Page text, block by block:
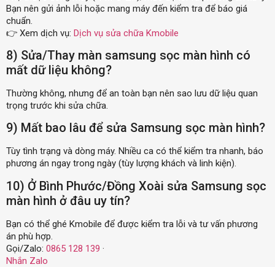
Bạn nên gửi ảnh lỗi hoặc mang máy đến kiểm tra để báo giá
chuẩn.
👉 Xem dịch vụ: Dịch vụ sửa chữa Kmobile
8) Sửa/Thay màn samsung sọc màn hình có
mất dữ liệu không?
Thường không, nhưng để an toàn bạn nên sao lưu dữ liệu quan
trọng trước khi sửa chữa.
9) Mất bao lâu để sửa Samsung sọc màn hình?
Tùy tình trạng và dòng máy. Nhiều ca có thể kiểm tra nhanh, báo
phương án ngay trong ngày (tùy lượng khách và linh kiện).
10) Ở Bình Phước/Đồng Xoài sửa Samsung sọc
màn hình ở đâu uy tín?
Bạn có thể ghé Kmobile để được kiểm tra lỗi và tư vấn phương
án phù hợp.
Gọi/Zalo: 0865 128 139 ·
Nhắn Zalo